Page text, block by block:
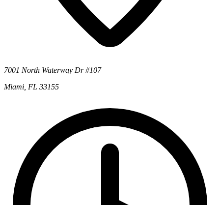
7001 North Waterway Dr #107
Miami, FL 33155